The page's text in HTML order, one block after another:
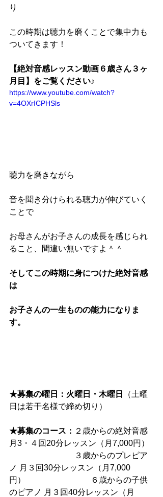
り
この時期は聴力を磨くことで集中力も
ついてきます！
【絶対音感レッスン動画６歳さん３ヶ
月目】をご覧ください♪
https://www.youtube.com/watch?
v=4OXrICPHSls
聴力を磨きながら
音を聞き分けられる聴力が伸びていく
ことで
お母さんがお子さんの成長を感じられ
ること、間違い無いですよ＾＾
そしてこの時期に身につけた絶対音感
は
お子さんの一生ものの能力になりま
す。
★募集の曜日：火曜日・木曜日
（土曜
日は若干名様で締め切り）
★募集のコース： ２歳からの絶対音感
月3・４回20分レッスン（月7,000円）
３歳からのプレピア
ノ 月３回30分レッスン（月7,000
円）　　　　　　　　６歳からの子供
のピアノ 月３回40分レッスン（月